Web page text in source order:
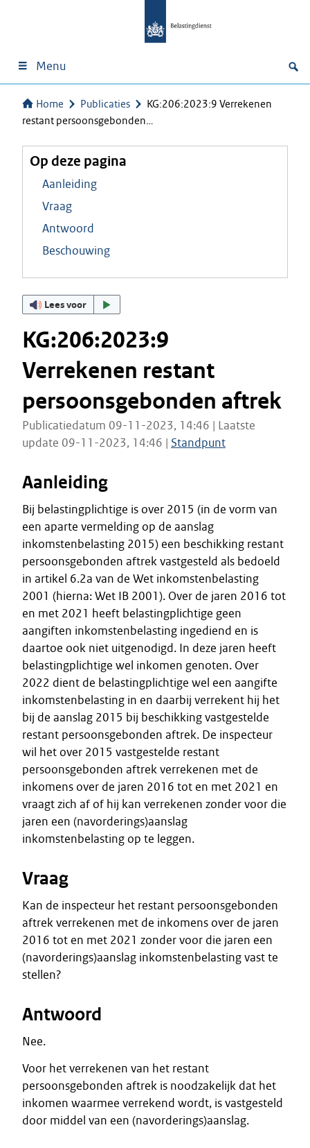
Menu
Home Publicaties
KG:206:2023:9 Verrekenen
restant persoonsgebonden…
Op deze pagina
Aanleiding
Vraag
Antwoord
Beschouwing
Lees voor
KG:206:2023:9
Verrekenen restant
persoonsgebonden aftrek
Publicatiedatum 09-11-2023, 14:46 | Laatste
update 09-11-2023, 14:46 | Standpunt
Aanleiding
Bij belastingplichtige is over 2015 (in de vorm van
een aparte vermelding op de aanslag
inkomstenbelasting 2015) een beschikking restant
persoonsgebonden aftrek vastgesteld als bedoeld
in artikel 6.2a van de Wet inkomstenbelasting
2001 (hierna: Wet IB 2001). Over de jaren 2016 tot
en met 2021 heeft belastingplichtige geen
aangiften inkomstenbelasting ingediend en is
daartoe ook niet uitgenodigd. In deze jaren heeft
belastingplichtige wel inkomen genoten. Over
2022 dient de belastingplichtige wel een aangifte
inkomstenbelasting in en daarbij verrekent hij het
bij de aanslag 2015 bij beschikking vastgestelde
restant persoonsgebonden aftrek. De inspecteur
wil het over 2015 vastgestelde restant
persoonsgebonden aftrek verrekenen met de
inkomens over de jaren 2016 tot en met 2021 en
vraagt zich af of hij kan verrekenen zonder voor die
jaren een (navorderings)aanslag
inkomstenbelasting op te leggen.
Vraag
Kan de inspecteur het restant persoonsgebonden
aftrek verrekenen met de inkomens over de jaren
2016 tot en met 2021 zonder voor die jaren een
(navorderings)aanslag inkomstenbelasting vast te
stellen?
Antwoord
Nee.
Voor het verrekenen van het restant
persoonsgebonden aftrek is noodzakelijk dat het
inkomen waarmee verrekend wordt, is vastgesteld
door middel van een (navorderings)aanslag.